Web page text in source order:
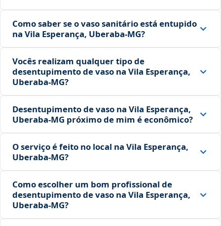
Como saber se o vaso sanitário está entupido
na Vila Esperança, Uberaba‑MG?
Vocês realizam qualquer tipo de
desentupimento de vaso na Vila Esperança,
Uberaba‑MG?
Desentupimento de vaso na Vila Esperança,
Uberaba‑MG próximo de mim é econômico?
O serviço é feito no local na Vila Esperança,
Uberaba‑MG?
Como escolher um bom profissional de
desentupimento de vaso na Vila Esperança,
Uberaba‑MG?